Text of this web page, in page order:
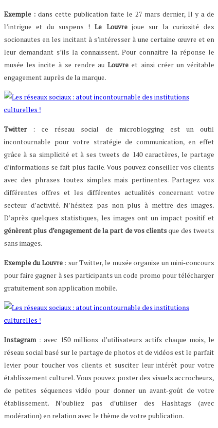
Exemple : dans cette publication faite le 27 mars dernier, Il y a de
l’intrigue et du suspens !Le Louvrejoue sur la curiosité des
socionautes en les incitant à s’intéresser à une certaine œuvre et en
leur demandant s’ils la connaissent. Pour connaitre la réponse le
musée les incite à se rendre auLouvre et ainsi créer un véritable
engagement auprès de la marque.
Twitter: ce réseau social de microblogging est un outil
incontournable pour votre stratégie de communication, en effet
grâce à sa simplicité et à ses tweets de 140 caractères, le partage
d’informations se fait plus facile. Vous pouvez conseiller vos clients
avec des phrases toutes simples mais pertinentes. Partagez vos
différentes offres et les différentes actualités concernant votre
secteur d’activité. N’hésitez pas non plus à mettre des images.
D’après quelques statistiques, les images ont un impact positif et
génèrent plus d’engagement de la part de vos clientsque des tweets
sans images.
Exemple du Louvre: sur Twitter, le musée organise un mini-concours
pour faire gagner à ses participants un code promo pour télécharger
gratuitement son application mobile.
Instagram: avec 150 millions d’utilisateurs actifs chaque mois, le
réseau social basé sur le partage de photos et de vidéos est le parfait
levier pour toucher vos clients et susciter leur intérêt pour votre
établissement culturel. Vous pouvez poster des visuels accrocheurs,
de petites séquences vidéo pour donner un avant-goût de votre
établissement. N’oubliez pas d’utiliser des Hashtags (avec
modération) en relation avec le thème de votre publication.